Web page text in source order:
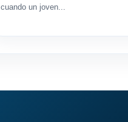
cuando un joven...